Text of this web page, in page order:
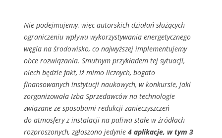
Nie podejmujemy, więc autorskich działań służących
ograniczeniu wpływu wykorzystywania energetycznego
węgla na środowisko, co najwyższej implementujemy
obce rozwiązania. Smutnym przykładem tej sytuacji,
niech będzie fakt, iż mimo licznych, bogato
finansowanych instytucji naukowych, w konkursie, jaki
zorganizowała Izba Sprzedawców na technologie
związane ze sposobami redukcji zanieczyszczeń
do atmosfery z instalacji na paliwa stałe w źródłach
rozproszonych, zgłoszono jedynie 4 aplikacje, w tym 3